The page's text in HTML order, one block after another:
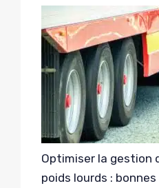
Optimiser la gestion
poids lourds :